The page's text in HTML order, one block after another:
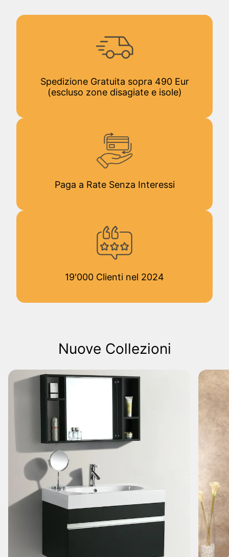
Spedizione Gratuita sopra 490 Eur
(escluso zone disagiate e isole)
Paga a Rate Senza Interessi
19'000 Clienti nel 2024
Nuove Collezioni